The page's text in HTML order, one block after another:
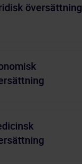
översättning